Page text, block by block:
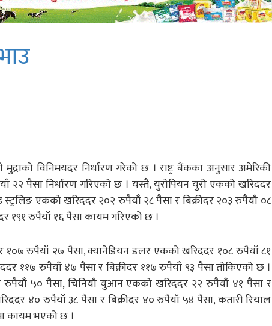
विनिमयदर निर्धारण गरेको छ । राष्ट्र बैंकका अनुसार अमेरिकी
पैसा निर्धारण गरिएको छ । यस्तै, युरोपियन युरो एकको खरिददर
एकको खरिददर २०२ रुपैयाँ २८ पैसा र बिक्रीदर २०३ रुपैयाँ ०८
१९१ रुपैयाँ १६ पैसा कायम गरिएको छ ।
१०७ रुपैयाँ २७ पैसा, क्यानेडियन डलर एकको खरिददर १०८ रुपैयाँ ८१
११७ रुपैयाँ ४७ पैसा र बिक्रीदर ११७ रुपैयाँ ९३ पैसा तोकिएको छ ।
रुपैयाँ ५० पैसा, चिनियाँ युआन एकको खरिददर २२ रुपैयाँ ४१ पैसा र
४० रुपैयाँ ३८ पैसा र बिक्रीदर ४० रुपैयाँ ५४ पैसा, कतारी रियाल
कायम भएको छ ।